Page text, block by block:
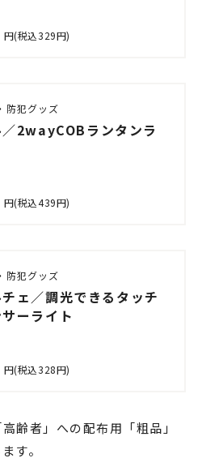
円(税込329円)
防犯グッズ
2wayCOBランタンラ
円(税込439円)
防犯グッズ
チェ／調光できるタッチ
ーライト
円(税込328円)
齢者」への配布用「粗品」
す。